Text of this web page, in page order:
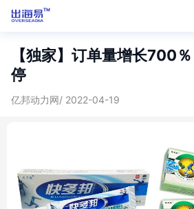
【独家】订单量增长700
停
亿邦动力网/ 2022-04-19